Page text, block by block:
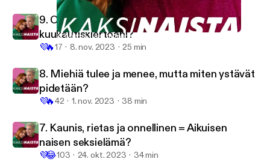
8. Miehiä tulee ja menee, mutta miten ystävät pidetään?
Kaksinaista
9. Olenko huono nainen, kun en tunne
kuukautiskiertoani?
💜🔥17 8. nov. 2023 25 min
8. Miehiä tulee ja menee, mutta miten ystävät
pidetään?
💜🔥42 1. nov. 2023 38 min
7. Kaunis, rietas ja onnellinen = Aikuisen
naisen seksielämä?
💜😂103 24. okt. 2023 34 min